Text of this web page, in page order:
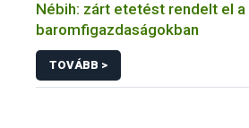
Nébih: zárt etetést rendelt el
baromfigazdaságokban
TOVÁBB >